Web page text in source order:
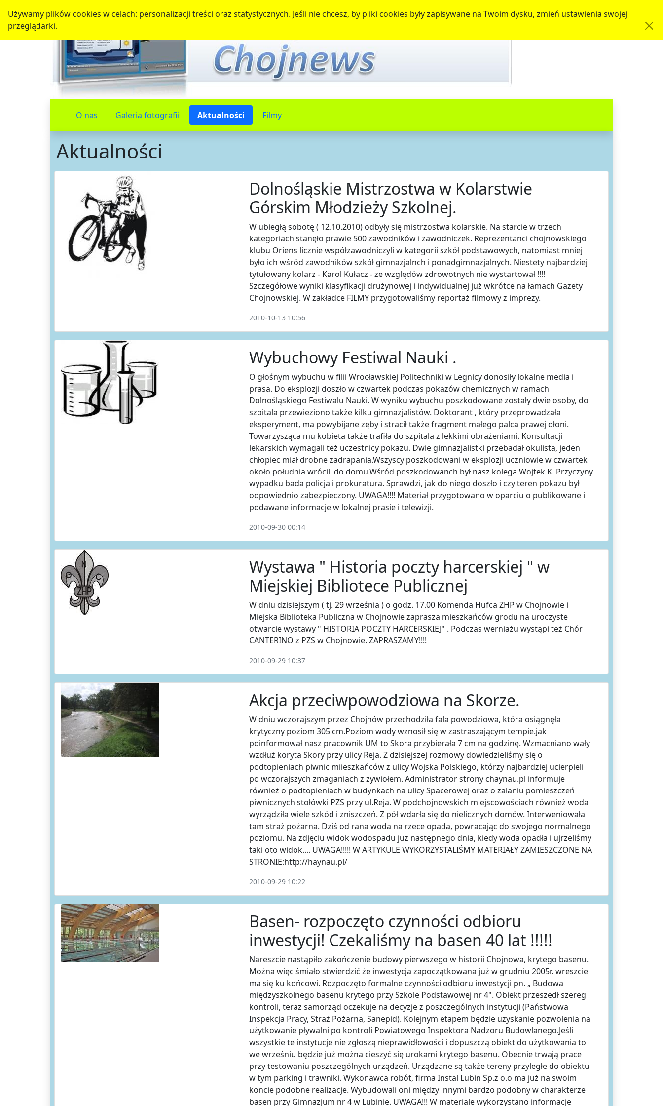
Używamy plików cookies w celach: personalizacji treści oraz statystycznych. Jeśli nie chcesz, by pliki cookies były zapisywane na Twoim dysku, zmień ustawienia swojej
przeglądarki.
O nas Galeria fotografii Aktualności Filmy
Aktualności
Dolnośląskie Mistrzostwa w Kolarstwie
Górskim Młodzieży Szkolnej.
W ubiegłą sobotę ( 12.10.2010) odbyły się mistrzostwa kolarskie. Na starcie w trzech
kategoriach stanęło prawie 500 zawodników i zawodniczek. Reprezentanci chojnowskiego
klubu Oriens licznie współzawodniczyli w kategorii szkół podstawowych, natomiast mniej
było ich wśród zawodników szkół gimnazjalnch i ponadgimnazjalnych. Niestety najbardziej
tytułowany kolarz - Karol Kułacz - ze względów zdrowotnych nie wystartował !!!!
Szczegółowe wyniki klasyfikacji drużynowej i indywidualnej już wkrótce na łamach Gazety
Chojnowskiej. W zakładce FILMY przygotowaliśmy reportaż filmowy z imprezy.
2010-10-13 10:56
Wybuchowy Festiwal Nauki .
O głośnym wybuchu w filii Wrocławskiej Politechniki w Legnicy donosiły lokalne media i
prasa. Do eksplozji doszło w czwartek podczas pokazów chemicznych w ramach
Dolnośląskiego Festiwalu Nauki. W wyniku wybuchu poszkodowane zostały dwie osoby, do
szpitala przewieziono także kilku gimnazjalistów. Doktorant , który przeprowadzała
eksperyment, ma powybijane zęby i stracił także fragment małego palca prawej dłoni.
Towarzysząca mu kobieta także trafiła do szpitala z lekkimi obrażeniami. Konsultacji
lekarskich wymagali też uczestnicy pokazu. Dwie gimnazjalistki przebadał okulista, jeden
chłopiec miał drobne zadrapania.Wszyscy poszkodowani w eksplozji uczniowie w czwartek
około południa wrócili do domu.Wśród poszkodowanch był nasz kolega Wojtek K. Przyczyny
wypadku bada policja i prokuratura. Sprawdzi, jak do niego doszło i czy teren pokazu był
odpowiednio zabezpieczony. UWAGA!!!! Materiał przygotowano w oparciu o publikowane i
podawane informacje w lokalnej prasie i telewizji.
2010-09-30 00:14
Wystawa " Historia poczty harcerskiej " w
Miejskiej Bibliotece Publicznej
W dniu dzisiejszym ( tj. 29 września ) o godz. 17.00 Komenda Hufca ZHP w Chojnowie i
Miejska Biblioteka Publiczna w Chojnowie zaprasza mieszkańców grodu na uroczyste
otwarcie wystawy " HISTORIA POCZTY HARCERSKIEJ" . Podczas werniażu wystąpi też Chór
CANTERINO z PZS w Chojnowie. ZAPRASZAMY!!!!
2010-09-29 10:37
Akcja przeciwpowodziowa na Skorze.
W dniu wczorajszym przez Chojnów przechodziła fala powodziowa, która osiągnęła
krytyczny poziom 305 cm.Poziom wody wznosił się w zastraszającym tempie.jak
poinformował nasz pracownik UM to Skora przybierała 7 cm na godzinę. Wzmacniano wały
wzdłuż koryta Skory przy ulicy Reja. Z dzisiejszej rozmowy dowiedzieliśmy się o
podtopieniach piwnic miieszkańców z ulicy Wojska Polskiego, którzy najbardziej ucierpieli
po wczorajszych zmaganiach z żywiołem. Administrator strony chaynau.pl informuje
również o podtopieniach w budynkach na ulicy Spacerowej oraz o zalaniu pomieszczeń
piwnicznych stołówki PZS przy ul.Reja. W podchojnowskich miejscowościach również woda
wyrządziła wiele szkód i zniszczeń. Z pół wdarła się do nielicznych domów. Interweniowała
tam straż pożarna. Dziś od rana woda na rzece opada, powracając do swojego normalnego
poziomu. Na zdjęciu widok wodospadu juz następnego dnia, kiedy woda opadła i ujrzeliśmy
taki oto widok.... UWAGA!!!!! W ARTYKULE WYKORZYSTALIŚMY MATERIAŁY ZAMIESZCZONE NA
STRONIE:http://haynau.pl/
2010-09-29 10:22
Basen- rozpoczęto czynności odbioru
inwestycji! Czekaliśmy na basen 40 lat !!!!!
Nareszcie nastąpiło zakończenie budowy pierwszego w historii Chojnowa, krytego basenu.
Można więc śmiało stwierdzić że inwestycja zapoczątkowana już w grudniu 2005r. wreszcie
ma się ku końcowi. Rozpoczęto formalne czynności odbioru inwestycji pn. „ Budowa
międzyszkolnego basenu krytego przy Szkole Podstawowej nr 4". Obiekt przeszedł szereg
kontroli, teraz samorząd oczekuje na decyzje z poszczególnych instytucji (Państwowa
Inspekcja Pracy, Straż Pożarna, Sanepid). Kolejnym etapem będzie uzyskanie pozwolenia na
użytkowanie pływalni po kontroli Powiatowego Inspektora Nadzoru Budowlanego.Jeśli
wszystkie te instytucje nie zgłoszą nieprawidłowości i dopuszczą obiekt do użytkowania to
we wrześniu będzie już można cieszyć się urokami krytego basenu. Obecnie trwają prace
przy testowaniu poszczególnych urządzeń. Urządzane są także tereny przyległe do obiektu
w tym parking i trawniki. Wykonawca robót, firma Instal Lubin Sp.z o.o ma już na swoim
koncie podobne realizacje. Wybudowali oni między innymi bardzo podobny w charakterze
basen przy Gimnazjum nr 4 w Lubinie. UWAGA!!! W materiale wykorzystano informacje